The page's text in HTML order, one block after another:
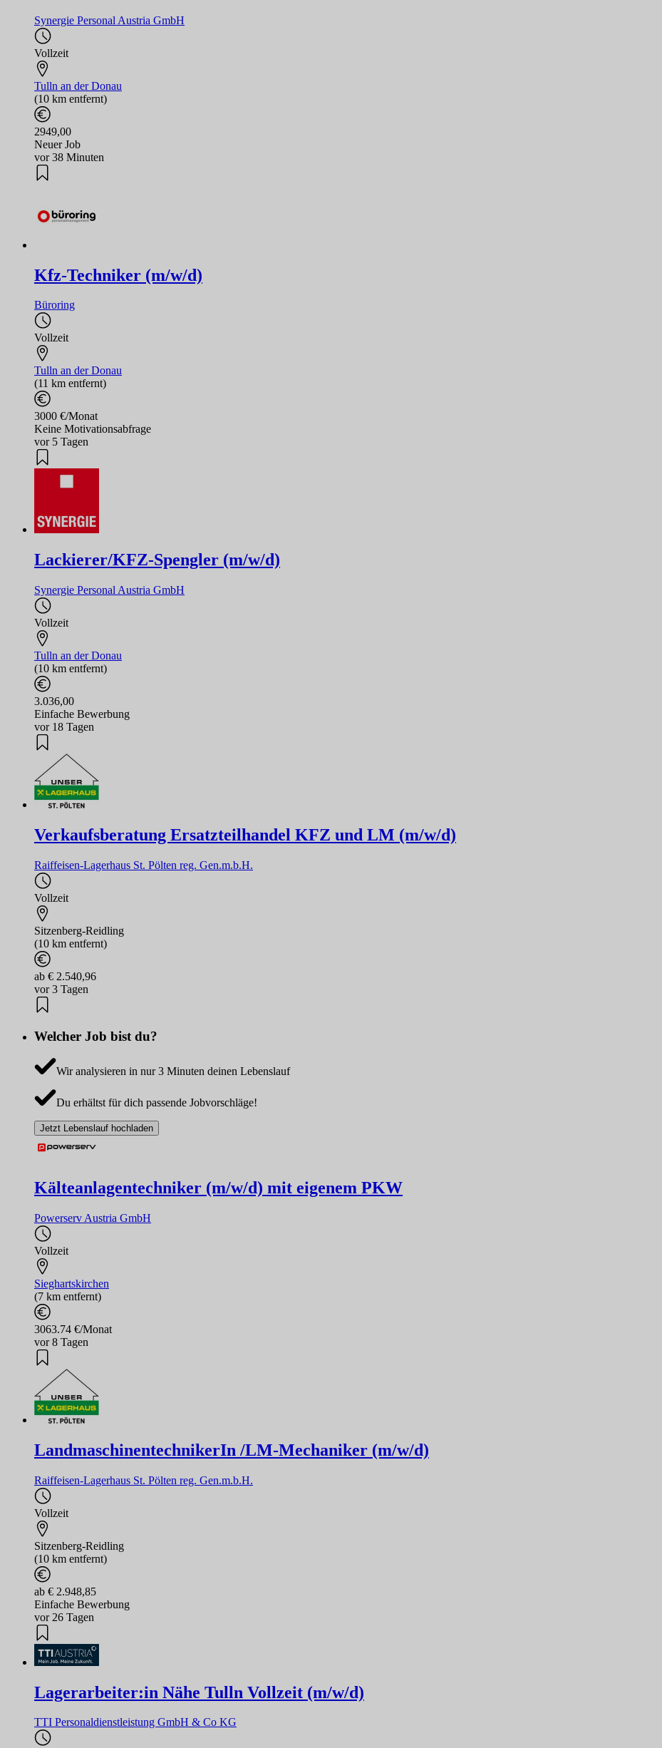
Synergie Personal Austria GmbH
Vollzeit
Tulln an der Donau
(10 km entfernt)
2949,00
Neuer Job
vor 38 Minuten
Kfz-Techniker (m/w/d)
Büroring
Vollzeit
Tulln an der Donau
(11 km entfernt)
3000 €/Monat
Keine Motivationsabfrage
vor 5 Tagen
Lackierer/KFZ-Spengler (m/w/d)
Synergie Personal Austria GmbH
Vollzeit
Tulln an der Donau
(10 km entfernt)
3.036,00
Einfache Bewerbung
vor 18 Tagen
Verkaufsberatung Ersatzteilhandel KFZ und LM (m/w/d)
Raiffeisen-Lagerhaus St. Pölten reg. Gen.m.b.H.
Vollzeit
Sitzenberg-Reidling
(10 km entfernt)
ab € 2.540,96
vor 3 Tagen
Welcher Job bist du?
Wir analysieren in nur 3 Minuten deinen Lebenslauf
Du erhältst für dich passende Jobvorschläge!
Jetzt Lebenslauf hochladen
Kälteanlagentechniker (m/w/d) mit eigenem PKW
Powerserv Austria GmbH
Vollzeit
Sieghartskirchen
(7 km entfernt)
3063.74 €/Monat
vor 8 Tagen
LandmaschinentechnikerIn /LM-Mechaniker (m/w/d)
Raiffeisen-Lagerhaus St. Pölten reg. Gen.m.b.H.
Vollzeit
Sitzenberg-Reidling
(10 km entfernt)
ab € 2.948,85
Einfache Bewerbung
vor 26 Tagen
Lagerarbeiter:in Nähe Tulln Vollzeit (m/w/d)
TTI Personaldienstleistung GmbH & Co KG